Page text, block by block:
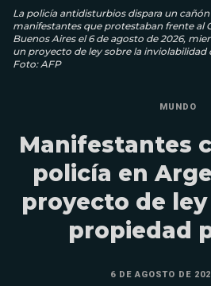
La policía antidisturbios dispara un
manifestantes que protestaban frente al
Buenos Aires el 6 de agosto de 2026,
un proyecto de ley sobre la inviolabilidad
Foto: AFP
MUNDO
Manifestantes
policía en
proyecto de
propiedad
6 DE AGOSTO DE